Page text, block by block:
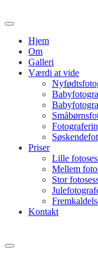
Hjem
Om
Galleri
Værdi at vide
Priser
Lille
Mellem
Stor
Kontakt